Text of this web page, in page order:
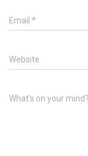
Email *
Website
What's on your mind?